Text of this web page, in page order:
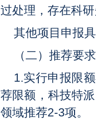
过处理，存在科
其他项目申报
（二）推荐要求
1.实行申报限
荐限额，科技特
领域推荐2-3项。